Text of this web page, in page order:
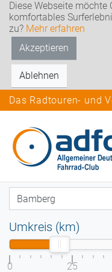
Diese Webseite möchte
komfortables
zu? Mehr erfahren
Akzeptieren
Ablehnen
Das Radtouren- und
Umkreis (km)
0 25